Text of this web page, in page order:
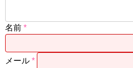
名前 *
メール *